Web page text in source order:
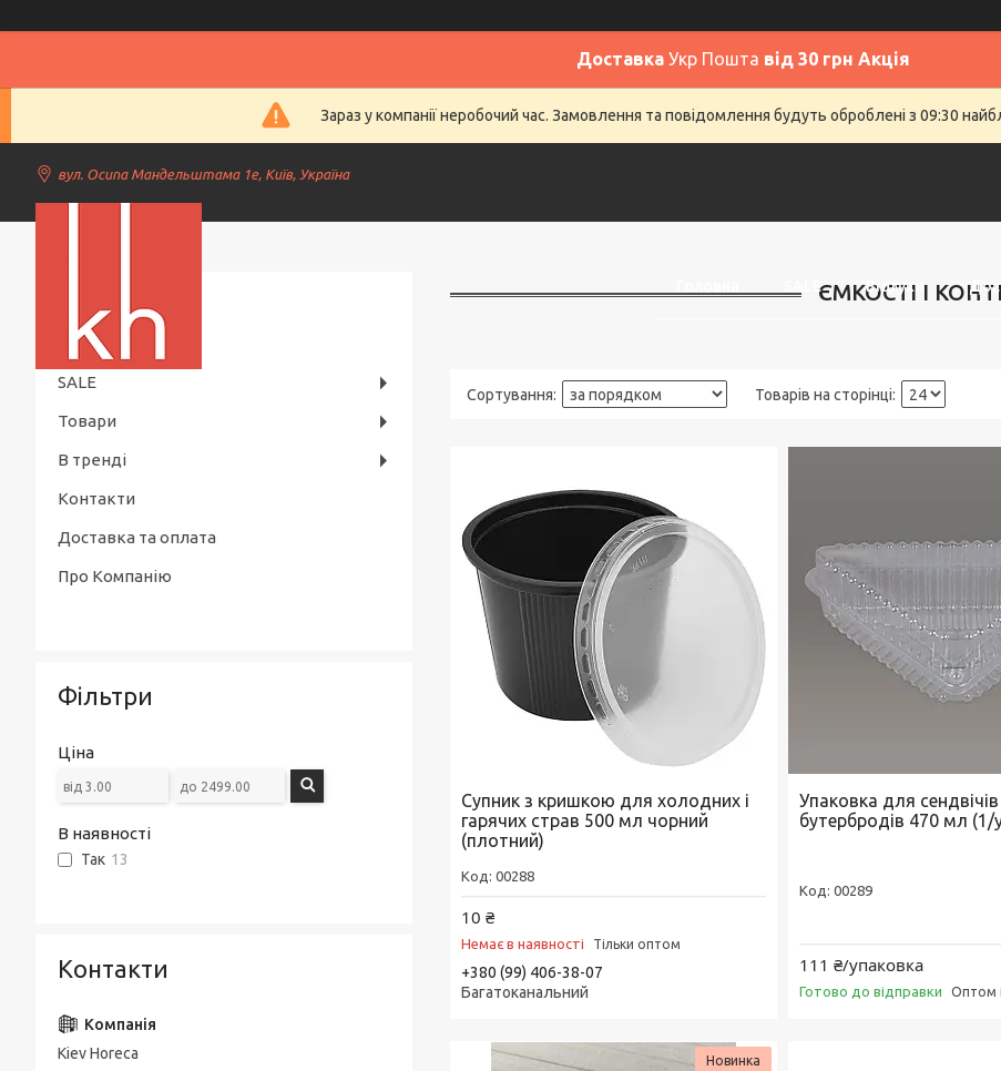
ДоставкаУкр Пошта від 30 грн Акція
Зараз у компанії неробочий час. Замовлення та повідомлення будуть оброблені з 09:30
вул. Осипа Мандельштама 1е, Київ, Україна
SALE Відгуки
ЄМКОСТІ І
Супник з кришкою для холодних і
гарячих страв 500 мл чорний
(плотний)
00288
10 ₴
Немає в наявності Тільки оптом
+380 (99) 406-38-07
Багатоканальний
Упаковка для сендвічів
бутербродів 470 мл
00289
111 ₴/упаковка
Готово до відправки Оптом
Новинка
SALE
Товари
В тренді
Контакти
Доставка та оплата
Про Компанію
Фільтри
Ціна
В наявності
Так 13
Контакти
Kiev Horeca